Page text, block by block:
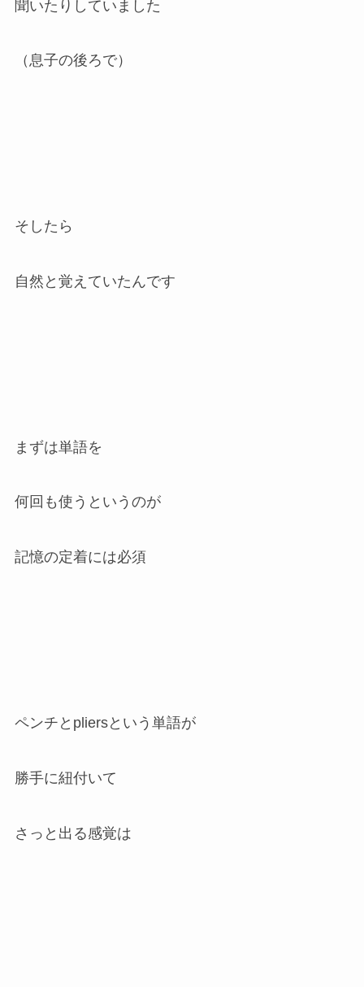
聞いたりしていました
（息子の後ろで）
そしたら
自然と覚えていたんです
まずは単語を
何回も使うというのが
記憶の定着には必須
ペンチとpliersという単語が
勝手に紐付いて
さっと出る感覚は